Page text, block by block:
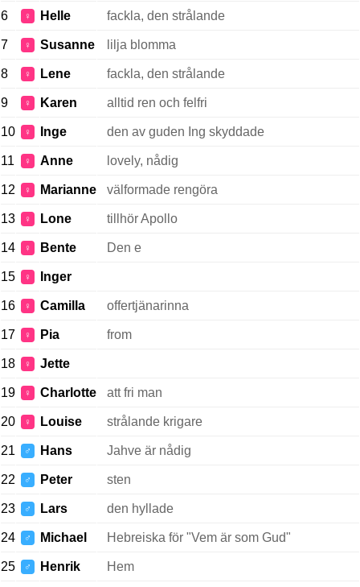
6 ♀ Helle fackla, den strålande
7 ♀ Susanne lilja blomma
8 ♀ Lene fackla, den strålande
9 ♀ Karen alltid ren och felfri
10 ♀ Inge den av guden Ing skyddade
11 ♀ Anne lovely, nådig
12 ♀ Marianne välformade rengöra
13 ♀ Lone tillhör Apollo
14 ♀ Bente Den e
15 ♀ Inger
16 ♀ Camilla offertjänarinna
17 ♀ Pia from
18 ♀ Jette
19 ♀ Charlotte att fri man
20 ♀ Louise strålande krigare
21 ♂ Hans Jahve är nådig
22 ♂ Peter sten
23 ♂ Lars den hyllade
24 ♂ Michael Hebreiska för "Vem är som Gud"
25 ♂ Henrik Hem